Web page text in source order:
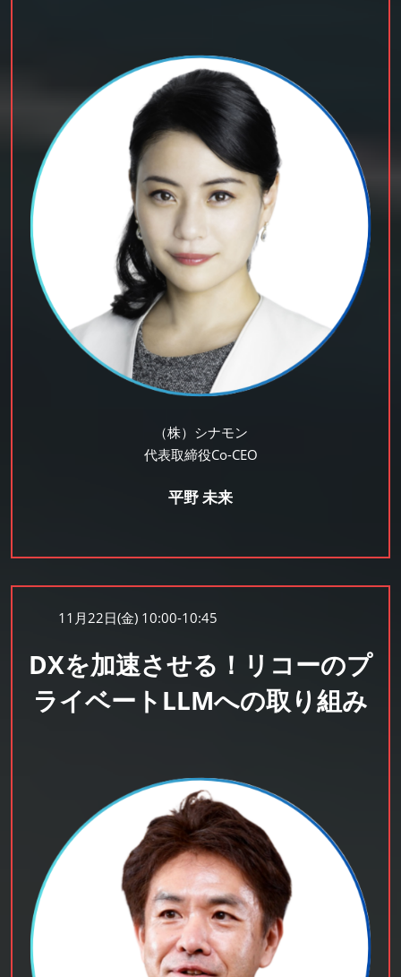
（株）シナモン
代表取締役Co-CEO
平野 未来
11月22日(金) 10:00-10:45
DXを加速させる！リコーのプ
ライベートLLMへの取り組み